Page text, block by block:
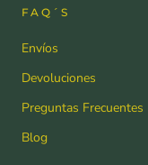
FAQ´S
Envíos
Devoluciones
Preguntas Frecuentes
Blog